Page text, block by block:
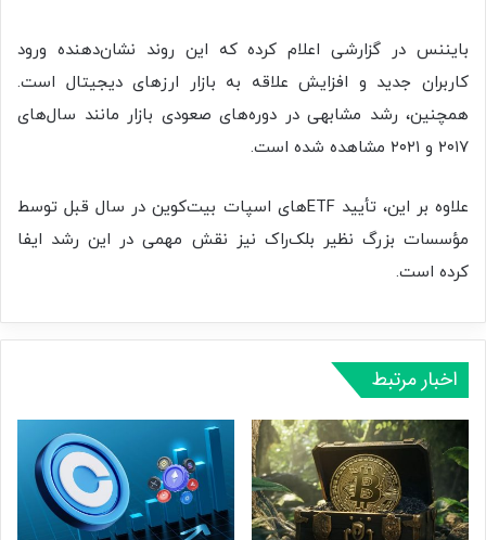
بایننس در گزارشی اعلام کرده که این روند نشان‌دهنده ورود
کاربران جدید و افزایش علاقه به بازار ارزهای دیجیتال است.
همچنین، رشد مشابهی در دوره‌های صعودی بازار مانند سال‌های
۲۰۱۷ و ۲۰۲۱ مشاهده شده است.
علاوه بر این، تأیید ETFهای اسپات بیت‌کوین در سال قبل توسط
مؤسسات بزرگ نظیر بلک‌راک نیز نقش مهمی در این رشد ایفا
کرده است.
اخبار مرتبط